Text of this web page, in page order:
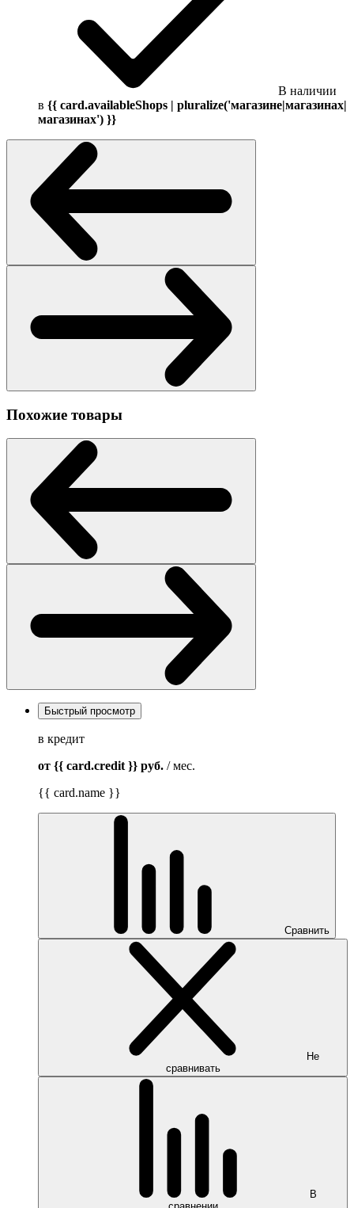
В наличии
в {{ card.availableShops | pluralize('магазине|магазинах|
магазинах') }}
Похожие товары
Быстрый просмотр
в кредит
от {{ card.credit }} руб. / мес.
{{ card.name }}
Сравнить
Не
сравнивать
В